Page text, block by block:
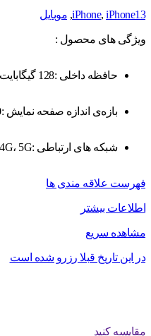
iPhone, iPhone13
, موبایل
ویژگی های محصول :
حافظه داخلی :128 گیگابایت
بازه‌ی اندازه صفحه نمایش :6.0 اینچ و بزرگتر
شبکه های ارتباطی :2G، 3G، 4G، 5G
فهرست علاقه مندی ها
اطلاعات بیشتر
مشاهده سریع
در این تاریخ قبلا رزرو شده است
مقایسه کنید